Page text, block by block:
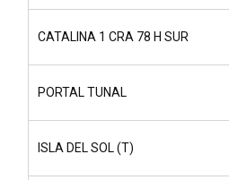
CATALINA 1 CRA 78 H SUR
PORTAL TUNAL
ISLA DEL SOL (T)